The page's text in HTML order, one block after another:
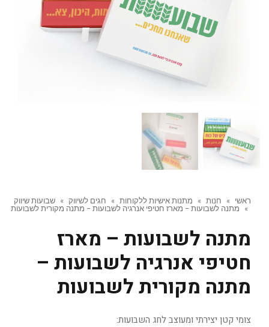
ראשי » חנות » מתנות אישיות ללקוחות » חגים לשיווק » שבועות שיווק
»
מתנה לשבועות – מארז חטיפי אנרגיה לשבועות – מתנה מקורית לשבועות
מתנה לשבועות – מארז
חטיפי אנרגיה לשבועות –
מתנה מקורית לשבועות
צומי קטן יצירתי ומעוצב לחג השבועות: